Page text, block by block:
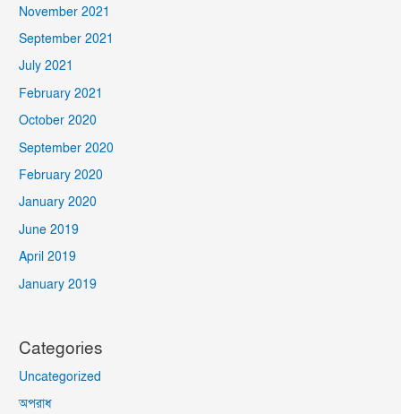
November 2021
September 2021
July 2021
February 2021
October 2020
September 2020
February 2020
January 2020
June 2019
April 2019
January 2019
Categories
Uncategorized
অপরাধ